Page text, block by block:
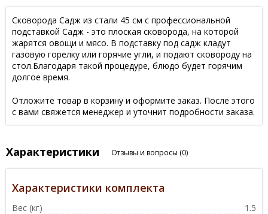
Сковорода Садж из стали 45 см с профессиональной
подставкой Садж - это плоская сковорода, на которой
жарятся овощи и мясо. В подставку под садж кладут
газовую горелку или горячие угли, и подают сковороду на
стол.Благодаря такой процедуре, блюдо будет горячим
долгое время.
Отложите товар в корзину и оформите заказ. После этого
с вами свяжется менеджер и уточнит подробности заказа.
Характеристики Отзывы и вопросы (0)
Характеристики комплекта
Вес (кг)
1.5